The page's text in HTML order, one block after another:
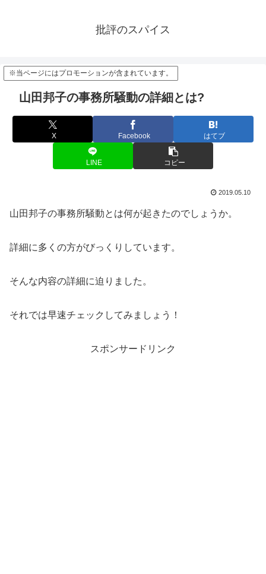
批評のスパイス
※当ページにはプロモーションが含まれています。
山田邦子の事務所騒動の詳細とは?
X Facebook はてブ
LINE コピー
2019.05.10
山田邦子の事務所騒動とは何が起きたのでしょうか。
詳細に多くの方がびっくりしています。
そんな内容の詳細に迫りました。
それでは早速チェックしてみましょう！
スポンサードリンク